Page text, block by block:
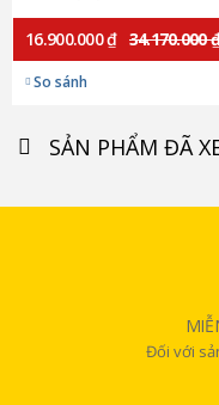
16.900.000 ₫ 34.170.000 ₫
So sánh
SẢN PHẨM ĐÃ
Đối với